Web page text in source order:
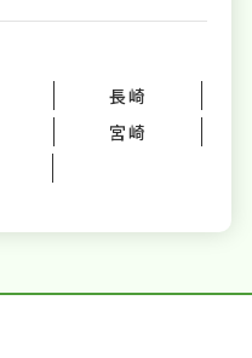
長崎
宮崎